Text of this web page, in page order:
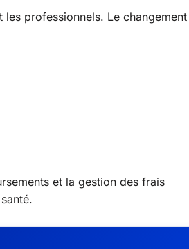
les professionnels. Le changement
et la gestion des frais